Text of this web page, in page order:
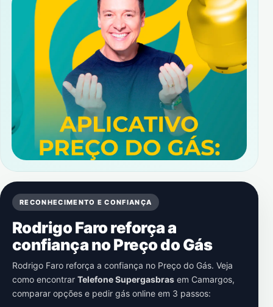
RECONHECIMENTO E CONFIANÇA
Rodrigo Faro reforça a
confiança no Preço do Gás
Rodrigo Faro reforça a confiança no Preço do Gás. Veja
como encontrar Telefone Supergasbras em Camargos,
comparar opções e pedir gás online em 3 passos: